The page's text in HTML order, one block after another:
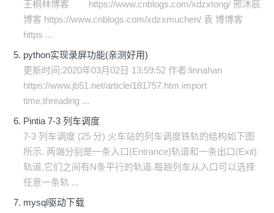
王桐林博客 https://www.cnblogs.com/xdzxtong/ 邢沐辰
博客 https://www.cnblogs.com/xdzxmuchen/ 袁 博博客
https ...
python实现录屏功能(亲测好用)
更新时间:2020年03月02日 13:59:52 作者:linnahan
https://www.jb51.net/article/181757.htm import
time,threading ...
Pintia 7-3 列车调度
7-3 列车调度 (25 分) 火车站的列车调度铁轨的结构如下图
所示. 两端分别是一条入口(Entrance)轨道和一条出口(Exit)
轨道,它们之间有N条平行的轨道.每趟列车从入口可以选择
任意一条轨 ...
mysql驱动下载